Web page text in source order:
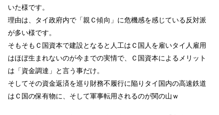
いた様です。
理由は、タイ政府内で「親Ｃ傾向」に危機感を感じている反対派
が多い様です。
そもそもＣ国資本で建設となると人工はＣ国人を雇いタイ人雇用
はほぼ生まれないのが今までの実情で、Ｃ国資本によるメリット
は「資金調達」と言う事だけ。
そしてその資金返済を巡り財務不履行に陥りタイ国内の高速鉄道
はＣ国の保有物に、そして軍事転用されるのが関の山ｗ